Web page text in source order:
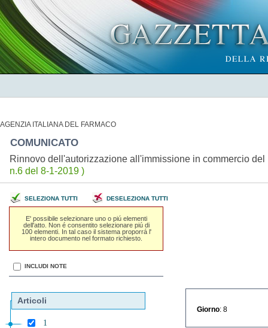
AGENZIA ITALIANA DEL FARMACO
COMUNICATO
Rinnovo dell'autorizzazione all'immissione in commercio
n.6 del 8-1-2019 )
SELEZIONA TUTTI DESELEZIONA TUTTI
E' possibile selezionare uno o piú elementi
dell'atto. Non é consentito selezionare piú di
100 elementi. In tal caso il sistema proporrá l'
intero documento nel formato richiesto.
INCLUDI NOTE
Articoli
1
Giorno : 8